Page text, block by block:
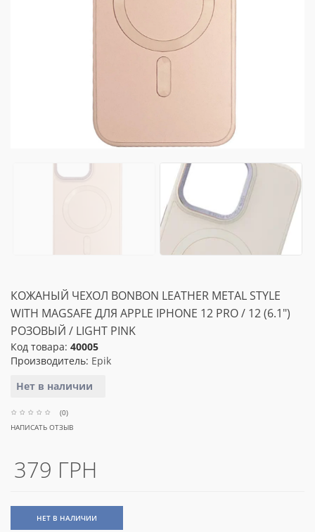
КОЖАНЫЙ ЧЕХОЛ BONBON LEATHER METAL STYLE
WITH MAGSAFE ДЛЯ APPLE IPHONE 12 PRO / 12 (6.1")
РОЗОВЫЙ / LIGHT PINK
Код товара: 40005
Производитель: Epik
Нет в наличии
(0)
НАПИСАТЬ ОТЗЫВ
379 ГРН
НЕТ В НАЛИЧИИ